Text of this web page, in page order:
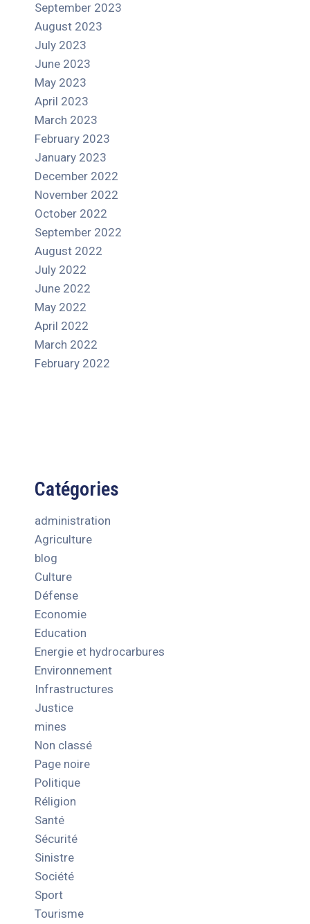
September 2023
August 2023
July 2023
June 2023
May 2023
April 2023
March 2023
February 2023
January 2023
December 2022
November 2022
October 2022
September 2022
August 2022
July 2022
June 2022
May 2022
April 2022
March 2022
February 2022
Catégories
administration
Agriculture
blog
Culture
Défense
Economie
Education
Energie et hydrocarbures
Environnement
Infrastructures
Justice
mines
Non classé
Page noire
Politique
Réligion
Santé
Sécurité
Sinistre
Société
Sport
Tourisme